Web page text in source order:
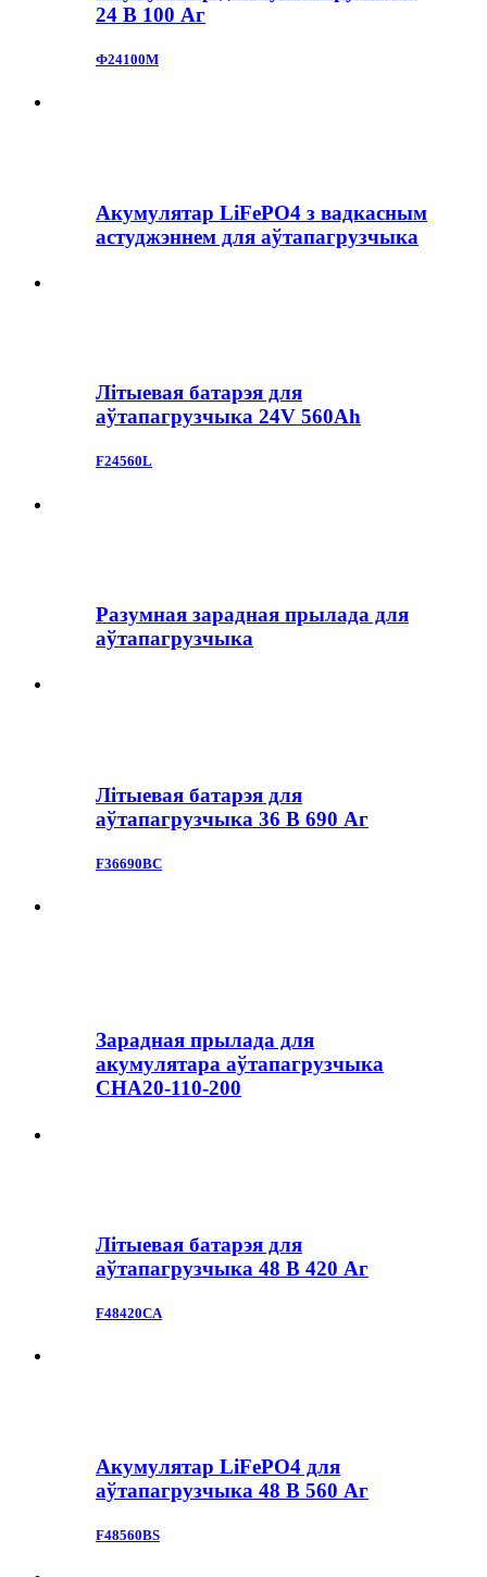
24 В 100 Аг
Ф24100М
Акумулятар LiFePO4 з вадкасным
астуджэннем для аўтапагрузчыка
Літыевая батарэя для
аўтапагрузчыка 24V 560Ah
F24560L
Разумная зарадная прылада для
аўтапагрузчыка
Літыевая батарэя для
аўтапагрузчыка 36 В 690 Аг
F36690BC
Зарадная прылада для
акумулятара аўтапагрузчыка
CHA20-110-200
Літыевая батарэя для
аўтапагрузчыка 48 В 420 Аг
F48420CA
Акумулятар LiFePO4 для
аўтапагрузчыка 48 В 560 Аг
F48560BS